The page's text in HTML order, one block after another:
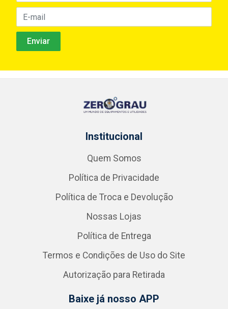
Institucional
Quem Somos
Política de Privacidade
Política de Troca e Devolução
Nossas Lojas
Política de Entrega
Termos e Condições de Uso do Site
Autorização para Retirada
Baixe já nosso APP